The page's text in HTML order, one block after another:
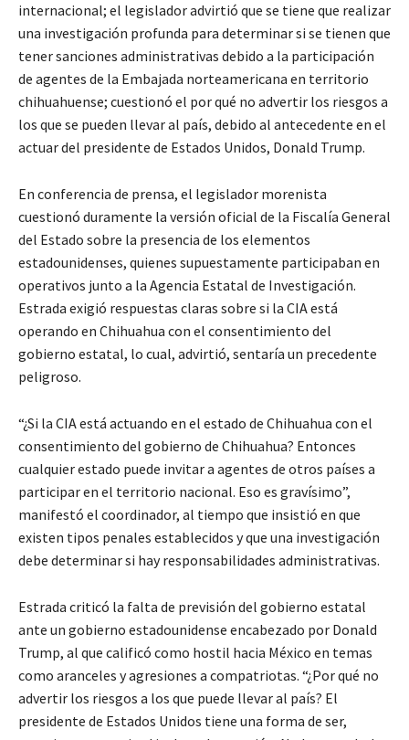
internacional; el legislador advirtió que se tiene que realizar
una investigación profunda para determinar si se tienen que
tener sanciones administrativas debido a la participación
de agentes de la Embajada norteamericana en territorio
chihuahuense; cuestionó el por qué no advertir los riesgos a
los que se pueden llevar al país, debido al antecedente en el
actuar del presidente de Estados Unidos, Donald Trump.
En conferencia de prensa, el legislador morenista
cuestionó duramente la versión oficial de la Fiscalía General
del Estado sobre la presencia de los elementos
estadounidenses, quienes supuestamente participaban en
operativos junto a la Agencia Estatal de Investigación.
Estrada exigió respuestas claras sobre si la CIA está
operando en Chihuahua con el consentimiento del
gobierno estatal, lo cual, advirtió, sentaría un precedente
peligroso.
“¿Si la CIA está actuando en el estado de Chihuahua con el
consentimiento del gobierno de Chihuahua? Entonces
cualquier estado puede invitar a agentes de otros países a
participar en el territorio nacional. Eso es gravísimo”,
manifestó el coordinador, al tiempo que insistió en que
existen tipos penales establecidos y que una investigación
debe determinar si hay responsabilidades administrativas.
Estrada criticó la falta de previsión del gobierno estatal
ante un gobierno estadounidense encabezado por Donald
Trump, al que calificó como hostil hacia México en temas
como aranceles y agresiones a compatriotas. “¿Por qué no
advertir los riesgos a los que puede llevar al país? El
presidente de Estados Unidos tiene una forma de ser,